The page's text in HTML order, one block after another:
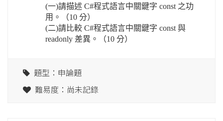
(一)請描述 C#程式語言中關鍵字 const 之功
用。（10 分）
(二)請比較 C#程式語言中關鍵字 const 與
readonly 差異。（10 分）
題型：申論題
難易度：尚未記錄